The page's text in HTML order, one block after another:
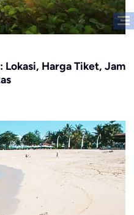
Lokasi, Harga Tiket, Jam